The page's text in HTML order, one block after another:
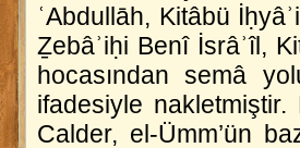
ʿAbdullāh, Kitâbü
Ẕebâʾiḥi Benî İsrâʾîl,
hocasından semâ
ifadesiyle
Calder, el-Ümm’ün